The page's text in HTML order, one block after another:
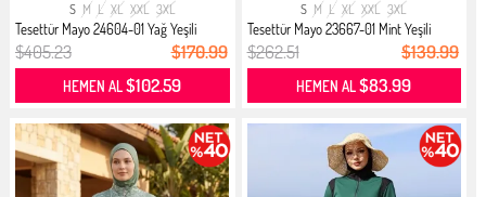
S M L XL XXL 3XL
Tesettür Mayo 24604-01 Yağ Yeşili
$405.23 $170.99
HEMEN AL$102.59
S M L XL XXL 3XL
Tesettür Mayo 23667-01 Mint Yeşili
$262.51 $139.99
HEMEN AL$83.99